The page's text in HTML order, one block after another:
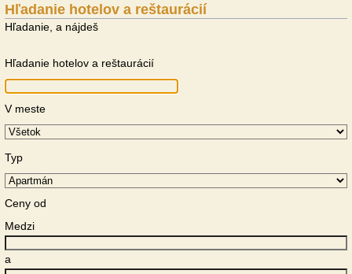
Hľadanie hotelov a reštaurácií
Hľadanie, a nájdeš
Hľadanie hotelov a reštaurácií
V meste
Typ
Ceny od
Medzi
a